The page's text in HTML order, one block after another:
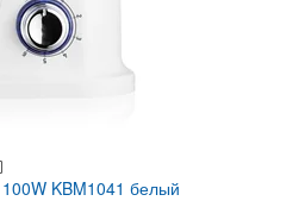
KBM1041 белый